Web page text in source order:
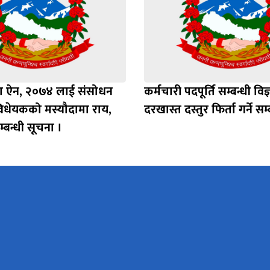
ऐन, २०७४ लाई संसोधन
मस्यौदामा राय,
सूचना ।
कर्मचारी पदपूर्ति सम्बन्धी
दरखास्त दस्तुर फिर्ता गर्ने